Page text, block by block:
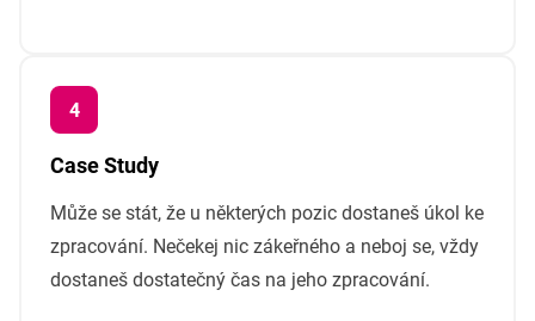
Case Study
Může se stát, že u některých pozic dostaneš úkol ke
zpracování. Nečekej nic zákeřného a neboj se, vždy
dostaneš dostatečný čas na jeho zpracování.